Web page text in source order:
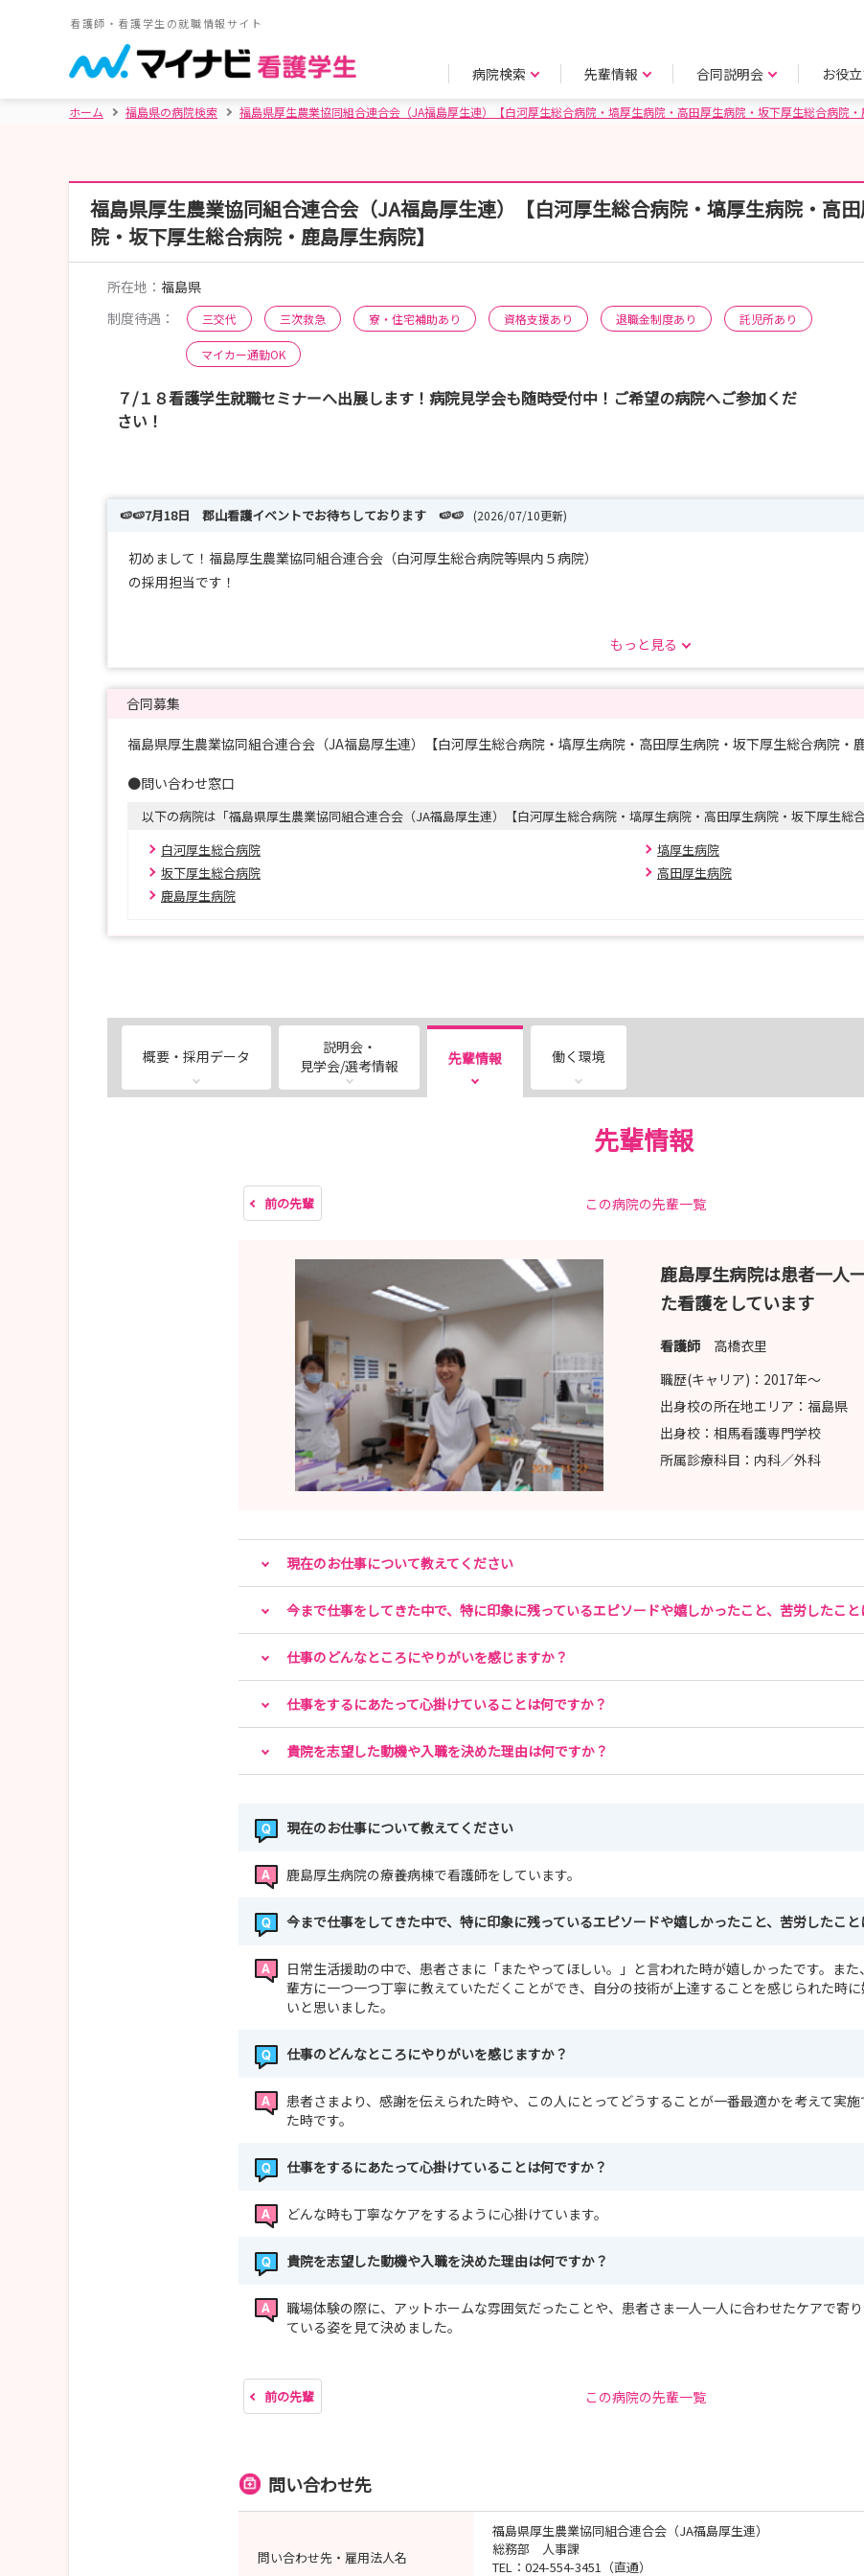
看護師・看護学生の就職情報サイト
病院検索 先輩情報 合同説明会 お役
ホーム 福島県の病院検索 福島県厚生農業協同組合連合会（JA福島厚生連）【白河厚生総合病院・塙厚生病院・高田厚生病院・坂下厚生総合病院・
福島県厚生農業協同組合連合会（JA福島厚生連）【白河厚生総合病院・塙厚生病院・高
院・坂下厚生総合病院・鹿島厚生病院】
所在地： 福島県
制度待遇：
三交代 三次救急 寮・住宅補助あり 資格支援あり 退職金制度あり 託児所あり
マイカー通勤OK
７/１８看護学生就職セミナーへ出展します！病院見学会も随時受付中！ご希望の病院へご参加くだ
さい！
🍉🍉7月18日 郡山看護イベントでお待ちしております 🍉🍉 (2026/07/10更新)
初めまして！福島厚生農業協同組合連合会（白河厚生総合病院等県内５病院）
の採用担当です！
当会の教育体制や福利厚生等、いろいろな魅力をお伝え出来ればと思います。
○7月18日（土） マイナビ看護学生就職セミナー ＳＵＭＭＥＲ 郡山会場
会場：ビックパレットふくしま
アクセス：JR郡山駅西口「1番乗り場」から乗車、
バス停「ビッグパレット」下車 所要時間：約15分
https://nurse.mynavi.jp/event/10550/index.html
ご興味のある場合は、事前のご予約を忘れずにお願いいたします(^^)/
それでは当日、会場でお待ちしております！
もっと見る
合同募集
福島県厚生農業協同組合連合会（JA福島厚生連）【白河厚生総合病院・塙厚生病院・高田厚生病院・坂下厚生総合病院・
●問い合わせ窓口
以下の病院は「福島県厚生農業協同組合連合会（JA福島厚生連）【白河厚生総合病院・塙厚生病院・高田厚生病院・坂下厚生総
白河厚生総合病院
塙厚生病院
坂下厚生総合病院
高田厚生病院
鹿島厚生病院
概要・採用データ
説明会・
見学会/選考情報
先輩情報 働く環境
先輩情報
前の先輩 この病院の先輩一覧
鹿島厚生病院は患者一人
た看護をしています
看護師 高橋衣里
職歴(キャリア)： 2017年〜
出身校の所在地エリア： 福島県
出身校： 相馬看護専門学校
所属診療科目： 内科／外科
現在のお仕事について教えてください
今まで仕事をしてきた中で、特に印象に残っているエピソードや嬉しかったこと、苦労したこと
仕事のどんなところにやりがいを感じますか？
仕事をするにあたって心掛けていることは何ですか？
貴院を志望した動機や入職を決めた理由は何ですか？
現在のお仕事について教えてください
鹿島厚生病院の療養病棟で看護師をしています。
今まで仕事をしてきた中で、特に印象に残っているエピソードや嬉しかったこと、苦労したこと
日常生活援助の中で、患者さまに「またやってほしい。」と言われた時が嬉しかったです。また
輩方に一つ一つ丁寧に教えていただくことができ、自分の技術が上達することを感じられた時に
いと思いました。
仕事のどんなところにやりがいを感じますか？
患者さまより、感謝を伝えられた時や、この人にとってどうすることが一番最適かを考えて実施
た時です。
仕事をするにあたって心掛けていることは何ですか？
どんな時も丁寧なケアをするように心掛けています。
貴院を志望した動機や入職を決めた理由は何ですか？
職場体験の際に、アットホームな雰囲気だったことや、患者さま一人一人に合わせたケアで寄
ている姿を見て決めました。
前の先輩 この病院の先輩一覧
問い合わせ先
問い合わせ先・雇用法人名
福島県厚生農業協同組合連合会（JA福島厚生連）
総務部 人事課
TEL：024-554-3451（直通）